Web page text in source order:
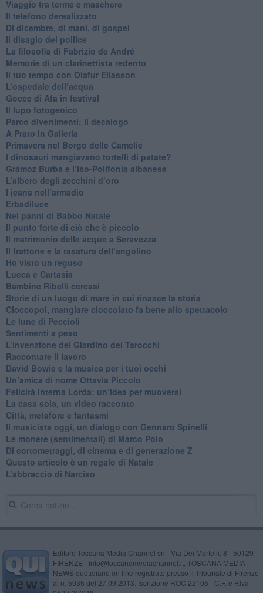
​Viaggio tra terme e maschere
Il telefono derealizzato
​Di dicembre, di mani, di gospel
​Il disagio del pollice
​La filosofia di Fabrizio de André
Memorie di un clarinettista redento
​Il tuo tempo con Olafur Eliasson
​L’ospedale dell’acqua
​Gocce di Afa in festival
​Il lupo fotogenico
​Parco divertimenti: il decalogo
​A Prato in Galleria
​Primavera nel Borgo delle Camelie
I dinosauri mangiavano tortelli di patate?
​Gramoz Burba e l’Iso-Polifonia albanese
L’albero degli zecchini d’oro
​I jeans nell’armadio
Erbadiluce
Nei panni di Babbo Natale
​Il punto forte di ciò che è piccolo
​Il matrimonio delle acque a Seravezza
​Il frattone e la rasatura dell’angolino
​Ho visto un reguso
Lucca e Cartasia
Bambine Ribelli cercasi
Storie di un luogo di mare in cui rinasce la storia
Cioccopoi, mangiare cioccolato fa bene allo spettacolo
​Le lune di Peccioli
​Sentimenti a peso
​L’invenzione del Giardino dei Tarocchi
​Raccontare il lavoro
David Bowie e la musica per i tuoi occhi
Un’amica di nome Ottavia Piccolo
​Felicità Interna Lorda: un’idea per muoversi
​La casa sola, un video racconto
​Città, metafore e fantasmi
Il musicista oggi, un dialogo con Gennaro Spinelli
Le monete (sentimentali) di Marco Polo
​Di cortometraggi, di cinema e di generazione Z
​Questo articolo è un regalo di Natale
L’abbraccio di Narciso
Editore Toscana Media Channel srl - Via Dei Martelli, 8 - 50129
FIRENZE - info@toscanamediachannel.it. TOSCANA MEDIA
NEWS quotidiano on line registrato presso il Tribunale di Firenze
al n. 5935 del 27.09.2013. Iscrizione ROC 22105 - C.F. e P.Iva